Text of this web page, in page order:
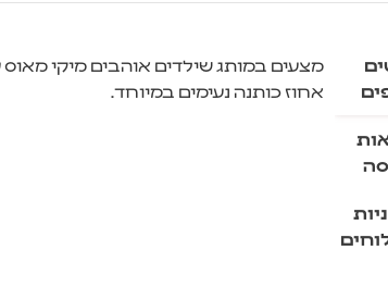
מצעים במותג שילדים אוהבים מיקי
אחוז כותנה נעימים במיוחד.